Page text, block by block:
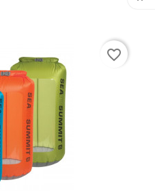
favorite_border